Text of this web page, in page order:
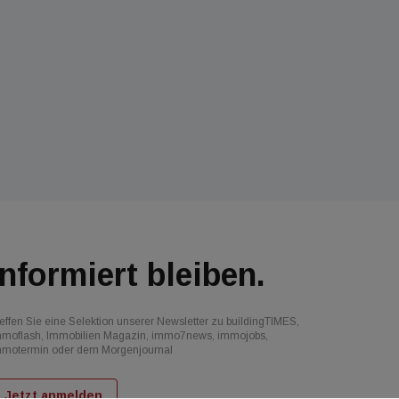
bleiben.
Sie eine Selektion unserer Newsletter zu buildingTIMES,
Immobilien Magazin, immo7news, immojobs,
oder dem Morgenjournal
Jetzt anmelden